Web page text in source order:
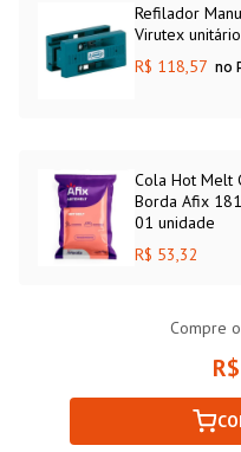
Refilador
Virutex unitário
R$ 118,57 no
Cola Hot Melt
Borda Afix
01 unidade
R$ 53,32
Compre